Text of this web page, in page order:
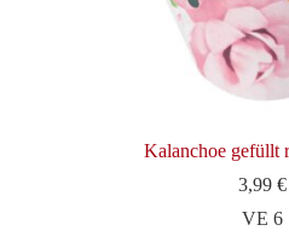
Kalanchoe gefüllt
3,99€
VE 6